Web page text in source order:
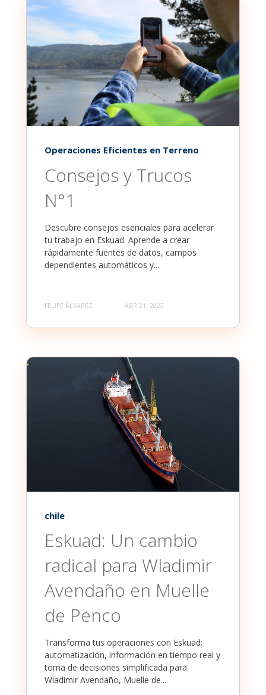
Operaciones Eficientes en Terreno
Consejos y Trucos
N°1
Descubre consejos esenciales para acelerar
tu trabajo en Eskuad. Aprende a crear
rápidamente fuentes de datos, campos
dependientes automáticos y...
FELIPE ÁLVAREZ ABR 21, 2025
chile
Eskuad: Un cambio
radical para Wladimir
Avendaño en Muelle
de Penco
Transforma tus operaciones con Eskuad:
automatización, información en tiempo real y
toma de decisiones simplificada para
Wladimir Avendaño, Muelle de...